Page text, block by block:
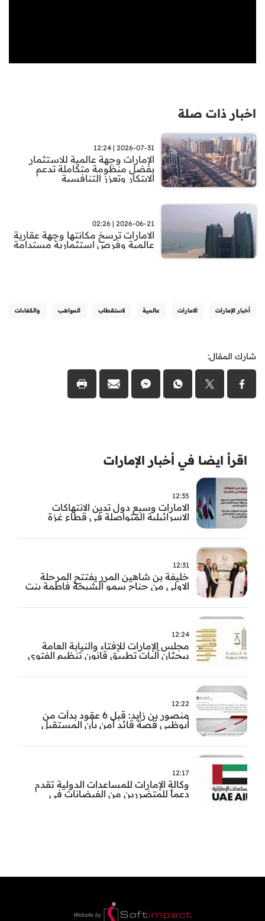
اخبار ذات صلة
2026-07-31 | 12:24
الإمارات وجهة عالمية للاستثمار
بفضل منظومة متكاملة تدعم
الابتكار وتعزز التنافسية
2026-06-21 | 02:26
الامارات ترسخ مكانتها وجهة عقارية
عالمية وفرص استثمارية مستدامة
أخبار الإمارات الامارات عالمية لاستقطاب المواهب والكفاءات
شارك المقال:
اقرأ ايضا في أخبار الإمارات
12:35
الامارات وسبع دول تدين الانتهاكات
الاسرائيلية المتواصلة في قطاع غزة
12:31
خليفة بن شاهين المرر يفتتح المرحلة
الاولى من جناح سمو الشيخة فاطمة بنت
مستشفى المقاصد
12:24
مجلس الإمارات للإفتاء والنيابة العامة
يبحثان آليات تطبيق قانون تنظيم الفتوى
12:22
منصور بن زايد: قبل 6 عقود بدأت من
أبوظبي قصة قائد آمن بأن المستقبل
12:17
وكالة الإمارات للمساعدات الدولية تقدم
دعماً للمتضررين من الفيضانات في